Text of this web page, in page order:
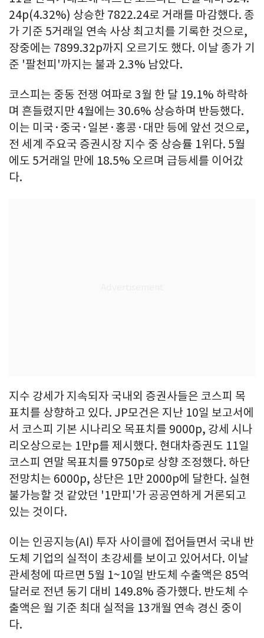
24p(4.32%) 상승한 7822.24로 거래를 마감했다. 종
가 기준 5거래일 연속 사상 최고치를 기록한 것으로,
장중에는 7899.32p까지 오르기도 했다. 이날 종가 기
준 '팔천피'까지는 불과 2.3% 남았다.
코스피는 중동 전쟁 여파로 3월 한 달 19.1% 하락하
며 흔들렸지만 4월에는 30.6% 상승하며 반등했다.
이는 미국·중국·일본·홍콩·대만 등에 앞선 것으로,
전 세계 주요국 증권시장 지수 중 상승률 1위다. 5월
에도 5거래일 만에 18.5% 오르며 급등세를 이어갔
다.
지수 강세가 지속되자 국내외 증권사들은 코스피 목
표치를 상향하고 있다. JP모건은 지난 10일 보고서에
서 코스피 기본 시나리오 목표치를 9000p, 강세 시나
리오상으로는 1만p를 제시했다. 현대차증권도 11일
코스피 연말 목표치를 9750p로 상향 조정했다. 하단
전망치는 6000p, 상단은 1만 2000p에 달한다. 실현
불가능할 것 같았던 '1만피'가 공공연하게 거론되고
있는 것이다.
이는 인공지능(AI) 투자 사이클에 접어들면서 국내 반
도체 기업의 실적이 초강세를 보이고 있어서다. 이날
관세청에 따르면 5월 1~10일 반도체 수출액은 85억
달러로 전년 동기 대비 149.8% 증가했다. 반도체 수
출액은 월 기준 최대 실적을 13개월 연속 경신 중이
다.